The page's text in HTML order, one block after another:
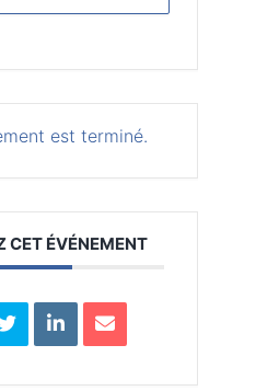
est terminé.
CET ÉVÉNEMENT